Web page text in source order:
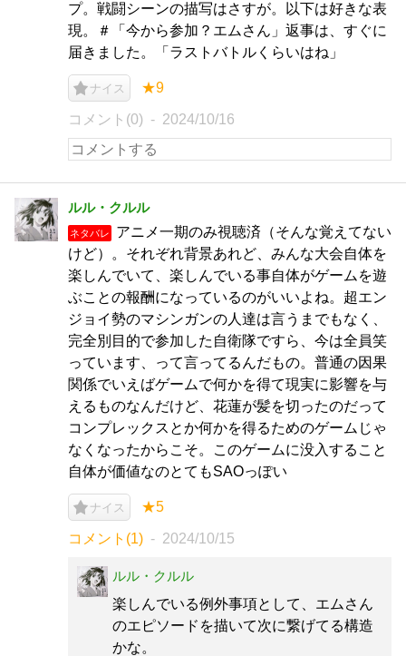
プ。戦闘シーンの描写はさすが。以下は好きな表
現。＃「今から参加？エムさん」返事は、すぐに
届きました。「ラストバトルくらいはね」
ナイス ★9
コメント(0) 2024/10/16
ルル・クルル
ネタバレ
アニメ一期のみ視聴済（そんな覚えてない
けど）。それぞれ背景あれど、みんな大会自体を
楽しんでいて、楽しんでいる事自体がゲームを遊
ぶことの報酬になっているのがいいよね。超エン
ジョイ勢のマシンガンの人達は言うまでもなく、
完全別目的で参加した自衛隊ですら、今は全員笑
っています、って言ってるんだもの。普通の因果
関係でいえばゲームで何かを得て現実に影響を与
えるものなんだけど、花蓮が髪を切ったのだって
コンプレックスとか何かを得るためのゲームじゃ
なくなったからこそ。このゲームに没入すること
自体が価値なのとてもSAOっぽい
ナイス ★5
コメント(1) 2024/10/15
ルル・クルル
楽しんでいる例外事項として、エムさん
のエピソードを描いて次に繋げてる構造
かな。